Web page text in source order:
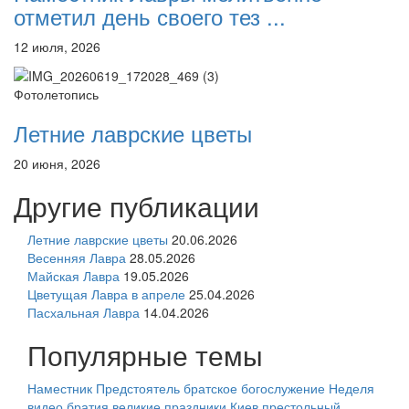
отметил день своего тез ...
12 июля, 2026
Фотолетопись
Летние лаврские цветы
20 июня, 2026
Другие публикации
Летние лаврские цветы 20.06.2026
Весенняя Лавра 28.05.2026
Майская Лавра 19.05.2026
Цветущая Лавра в апреле 25.04.2026
Пасхальная Лавра 14.04.2026
Популярные темы
Наместник Предстоятель братское богослужение Неделя